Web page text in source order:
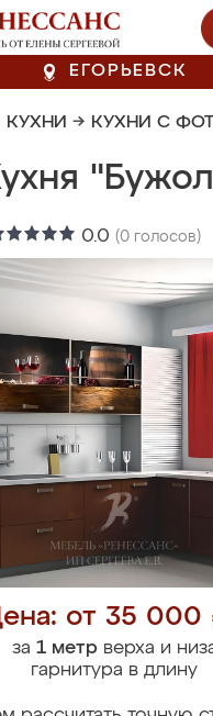
ЕГОРЬЕВСК
КУХНИ → КУХНИ С
0.0 (0 голосов)
от 35 000
за 1 метрверха и
гарнитура в длину